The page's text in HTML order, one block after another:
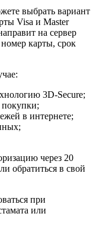
выбрать вариант
Visa и Master
на сервер
карты, срок
3D-Secure;
покупки;
в интернете;
через 20
обратиться в свой
при
или